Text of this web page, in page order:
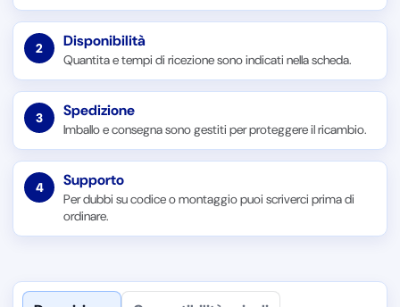
2 Disponibilità
Quantita e tempi di ricezione sono indicati nella scheda.
3 Spedizione
Imballo e consegna sono gestiti per proteggere il ricambio.
4 Supporto
Per dubbi su codice o montaggio puoi scriverci prima di
ordinare.